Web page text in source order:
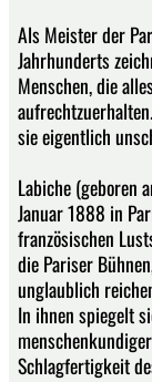
Als Meister der
Jahrhunderts
Menschen, die
sie eigentlich
Labiche (geboren
Januar 1888 in
französischen
die Pariser
unglaublich
In ihnen spiegelt
Schlagfertigkeit